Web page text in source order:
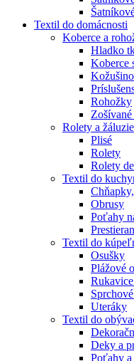
Textil do domácnosti
Koberce a
Hladko
Koberce
Rohožky
Rolety a žáluzie
Plisé
Rolety
Rolety
Textil do
Obrusy
Poťahy
Textil do
Osušky
Plážové
Uteráky
Textil do
Deky a
Poťahy a